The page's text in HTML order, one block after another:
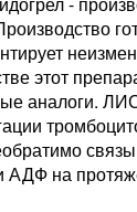
этот
аналоги.
на